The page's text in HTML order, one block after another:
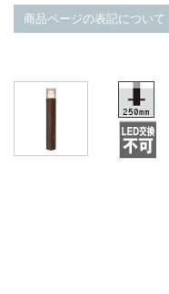
商品ページの表記について